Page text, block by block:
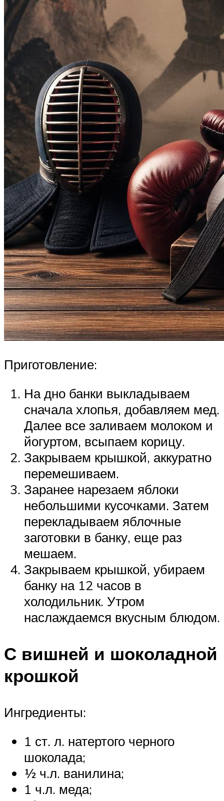
Приготовление:
На дно банки выкладываем
сначала хлопья, добавляем мед.
Далее все заливаем молоком и
йогуртом, всыпаем корицу.
Закрываем крышкой, аккуратно
перемешиваем.
Заранее нарезаем яблоки
небольшими кусочками. Затем
перекладываем яблочные
заготовки в банку, еще раз
мешаем.
Закрываем крышкой, убираем
банку на 12 часов в
холодильник. Утром
наслаждаемся вкусным блюдом.
С вишней и шоколадной
крошкой
Ингредиенты:
1 ст. л. натертого черного
шоколада;
½ ч.л. ванилина;
1 ч.л. меда;